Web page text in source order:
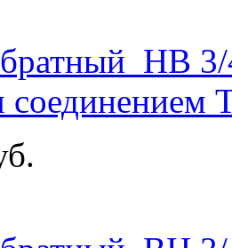
соединением